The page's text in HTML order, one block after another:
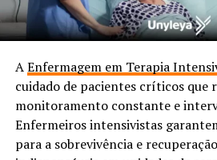
AEnfermagem em Terapia
cuidado de pacientes críticos que
monitoramento constante e
Enfermeiros intensivistas
para a sobrevivência e